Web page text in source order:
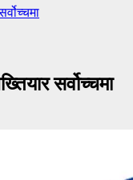
सर्वोच्चमा